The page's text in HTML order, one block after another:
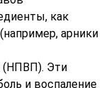
как
арники
(НПВП). Эти
и воспаление